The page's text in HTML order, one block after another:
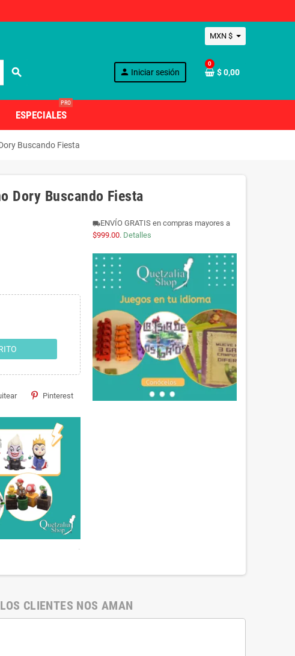
MXN $
search person Iniciar sesión
0
$ 0,00
ESPECIALES
PRO
Buscando Fiesta
Dory Buscando Fiesta
Pinterest
.
local_shippingENVÍO GRATIS en compras mayores a
$999.00. Detalles
LOS CLIENTES NOS AMAN